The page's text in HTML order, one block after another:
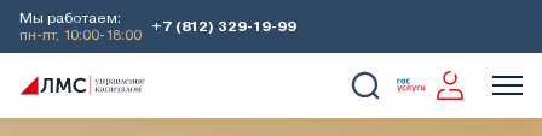
Мы работаем:
пн-пт, 10:00-18:00
+7 (812) 329-19-99
Главная Аналитика